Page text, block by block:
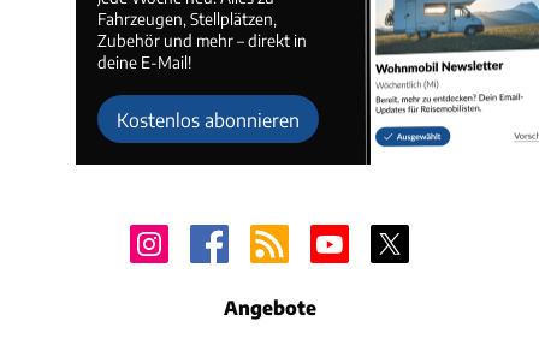
Fahrzeugen, Stellplätzen,
Zubehör und mehr – direkt in
deine E-Mail!
Kostenlos abonnieren
Angebote